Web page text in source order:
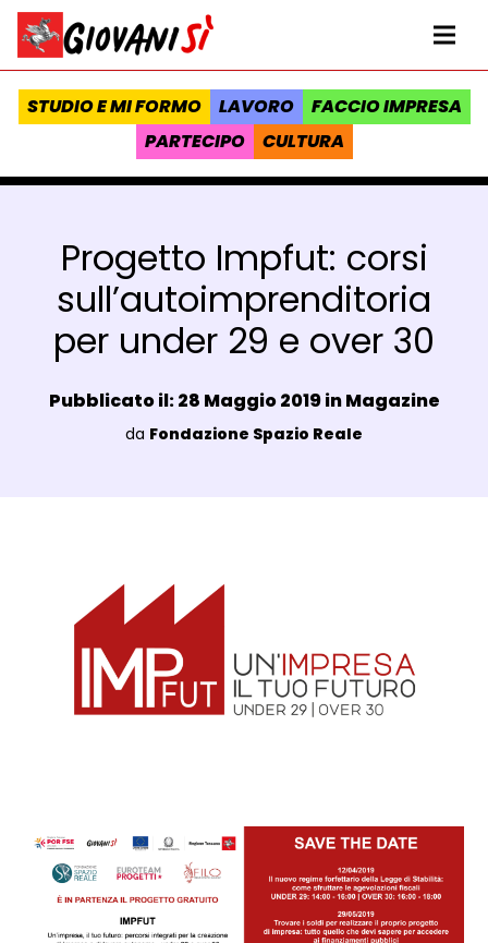
Vai al contenuto
Homepage Giovanisì - Progetto della Regione Toscana
STUDIO E MI FORMO LAVORO
FACCIO IMPRESA
PARTECIPO
CULTURA
Progetto Impfut: corsi
sull’autoimprenditoria
per under 29 e over 30
Data e ora:
Pubblicato il: 28 Maggio 2019 inMagazine
Luogo:
da Fondazione Spazio Reale